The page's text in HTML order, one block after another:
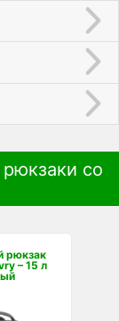
со
рюкзак
– 15 л